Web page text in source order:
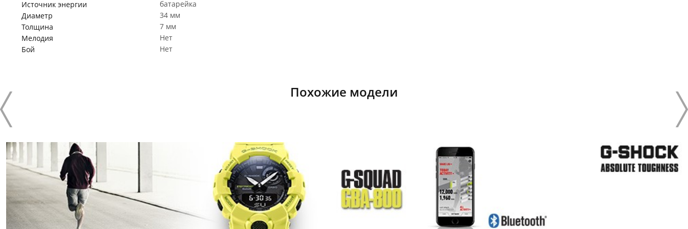
Источник энергии
батарейка
Диаметр
34 мм
Толщина
7 мм
Мелодия
Нет
Бой
Нет
Похожие модели